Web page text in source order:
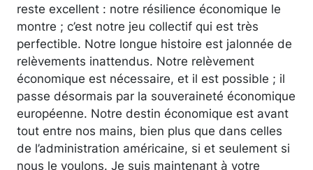
reste excellent : notre résilience économique le
montre ; c’est notre jeu collectif qui est très
perfectible. Notre longue histoire est jalonnée de
relèvements inattendus. Notre relèvement
économique est nécessaire, et il est possible ; il
passe désormais par la souveraineté économique
européenne. Notre destin économique est avant
tout entre nos mains, bien plus que dans celles
de l’administration américaine, si et seulement si
nous le voulons. Je suis maintenant à votre